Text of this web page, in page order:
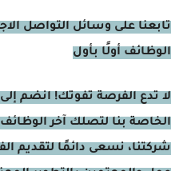
تابعنا على وسائل التواصل
الوظائف أولًا بأول
لا تدع الفرصة تفوتك! انضم
الخاصة بنا لتصلك آخر
شركتنا، نسعى دائمًا لتقديم